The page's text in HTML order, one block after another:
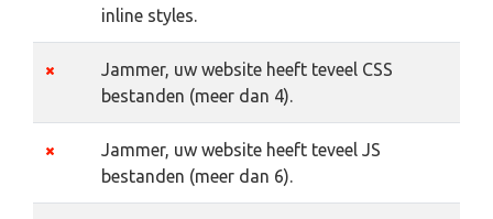
inline styles.
Jammer, uw website heeft teveel CSS
bestanden (meer dan 4).
Jammer, uw website heeft teveel JS
bestanden (meer dan 6).